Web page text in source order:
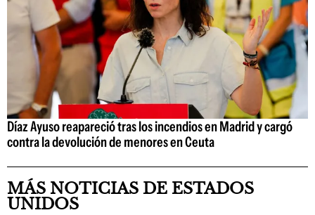
Díaz Ayuso reapareció tras los incendios en Madrid y cargó
contra la devolución de menores en Ceuta
MÁS NOTICIAS DE ESTADOS
UNIDOS